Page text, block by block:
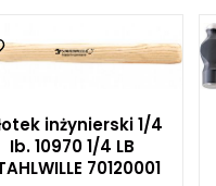
inżynierski 1/4
Ib. 10970 1/4 LB
70120001